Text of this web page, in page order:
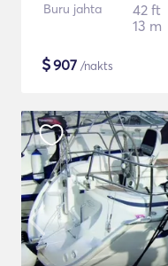
Buru jahta
42 ft
13 m
$907 /nakts